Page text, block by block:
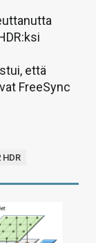
että
FreeSync
HDR